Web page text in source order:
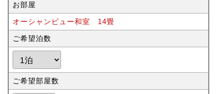
お部屋
オーシャンビュー和室 14畳
ご希望泊数
ご希望部屋数